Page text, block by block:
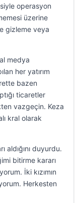
operasyon
üzerine
gizleme veya
medya
her yatırım
bazen
ticaretler
vazgeçin. Keza
kral olarak
aldığını duyurdu.
bitirme kararı
İki kızımın
Herkesten